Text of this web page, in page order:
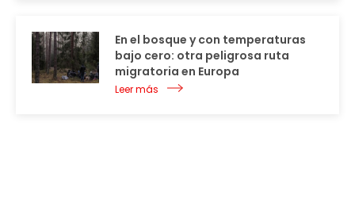
En el bosque y con temperaturas
bajo cero: otra peligrosa ruta
migratoria en Europa
Leer más